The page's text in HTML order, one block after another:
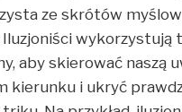
ze skrótów
wykorzystują
aby skierować naszą
kierunku i ukryć